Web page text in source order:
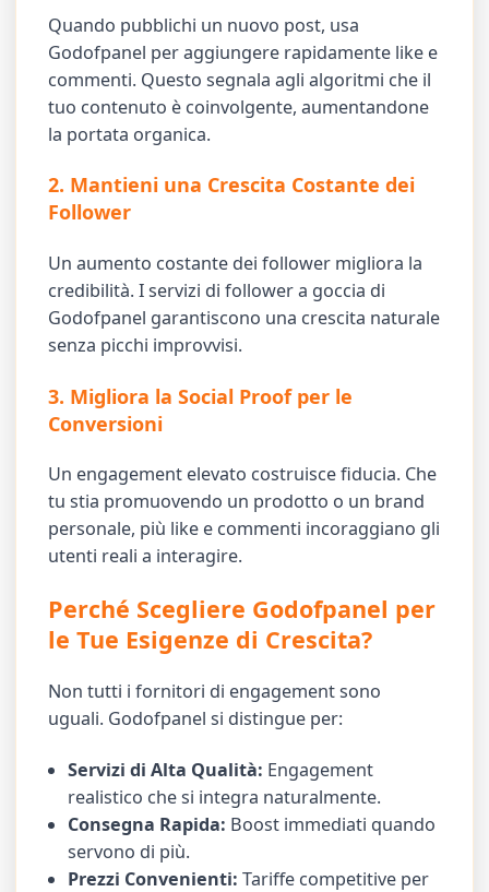
Quando pubblichi un nuovo post, usa
Godofpanel per aggiungere rapidamente like e
commenti. Questo segnala agli algoritmi che il
tuo contenuto è coinvolgente, aumentandone
la portata organica.
2. Mantieni una Crescita Costante dei
Follower
Un aumento costante dei follower migliora la
credibilità. I servizi di follower a goccia di
Godofpanel garantiscono una crescita naturale
senza picchi improvvisi.
3. Migliora la Social Proof per le
Conversioni
Un engagement elevato costruisce fiducia. Che
tu stia promuovendo un prodotto o un brand
personale, più like e commenti incoraggiano gli
utenti reali a interagire.
Perché Scegliere Godofpanel per
le Tue Esigenze di Crescita?
Non tutti i fornitori di engagement sono
uguali. Godofpanel si distingue per:
Servizi di Alta Qualità: Engagement
realistico che si integra naturalmente.
Consegna Rapida: Boost immediati quando
servono di più.
Prezzi Convenienti: Tariffe competitive per